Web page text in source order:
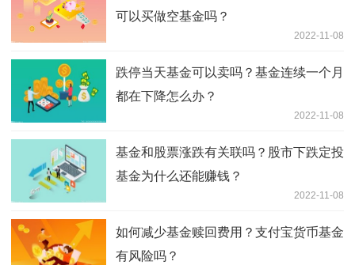
可以买做空基金吗？
2022-11-08
跌停当天基金可以卖吗？基金连续一个月
都在下降怎么办？
2022-11-08
基金和股票涨跌有关联吗？股市下跌定投
基金为什么还能赚钱？
2022-11-08
如何减少基金赎回费用？支付宝货币基金
有风险吗？